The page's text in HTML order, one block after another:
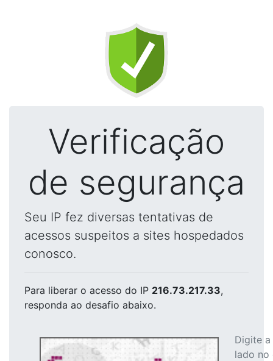
Verificação
de segurança
Seu IP fez diversas tentativas de
acessos suspeitos a sites hospedados
conosco.
Para liberar o acesso do IP 216.73.217.33,
responda ao desafio abaixo.
Digite
lado no